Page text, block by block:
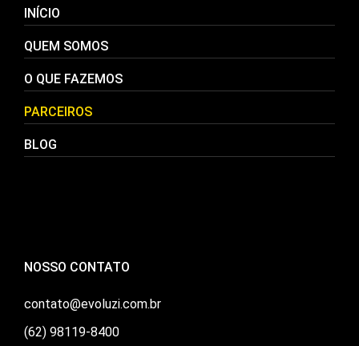
INÍCIO
QUEM SOMOS
O QUE FAZEMOS
PARCEIROS
BLOG
NOSSO CONTATO
contato@evoluzi.com.br
(62) 98119-8400